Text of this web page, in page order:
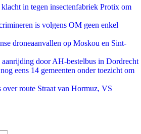
in tegen insectenfabriek Protix om
is volgens OM geen enkel
droneaanvallen op Moskou en Sint-
door AH-bestelbus in Dordrecht
eens 14 gemeenten onder toezicht om
over route Straat van Hormuz, VS